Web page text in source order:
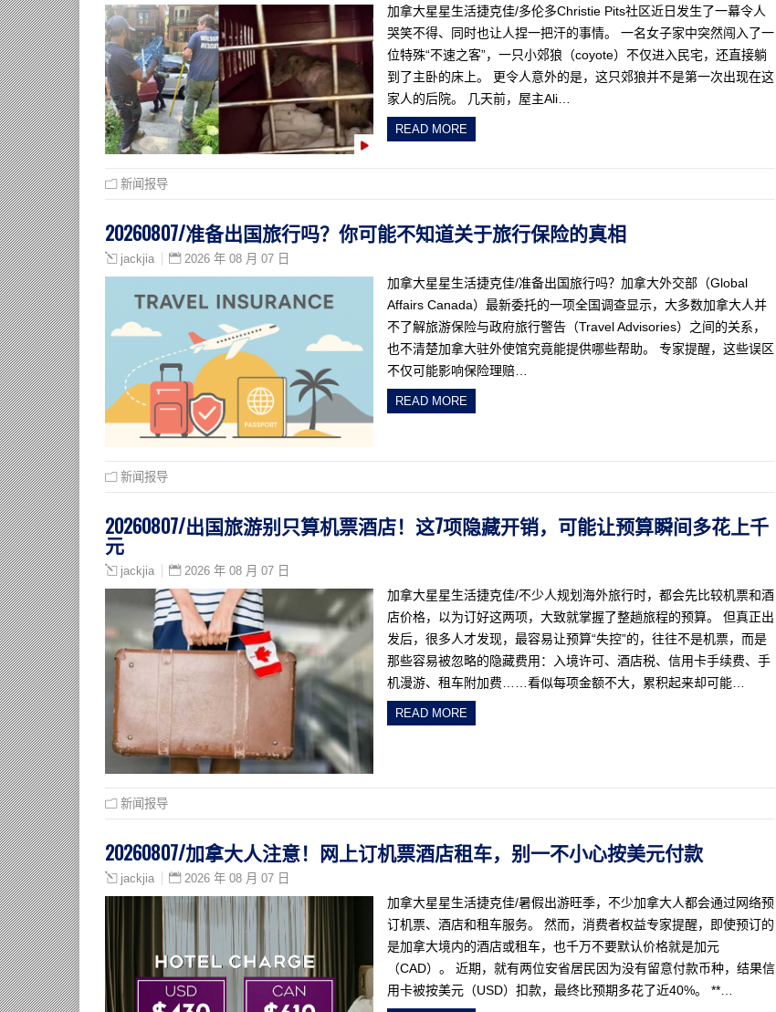
加拿大星星生活捷克佳/多伦多Christie Pits社区近日发生了一幕令人
哭笑不得、同时也让人捏一把汗的事情。 一名女子家中突然闯入了一
位特殊“不速之客”，一只小郊狼（coyote）不仅进入民宅，还直接躺
到了主卧的床上。 更令人意外的是，这只郊狼并不是第一次出现在这
家人的后院。 几天前，屋主Ali…
READ MORE
新闻报导
20260807/准备出国旅行吗？你可能不知道关于旅行保险的真相
jackjia 2026 年 08 月 07 日
加拿大星星生活捷克佳/准备出国旅行吗？加拿大外交部（Global
Affairs Canada）最新委托的一项全国调查显示，大多数加拿大人并
不了解旅游保险与政府旅行警告（Travel Advisories）之间的关系，
也不清楚加拿大驻外使馆究竟能提供哪些帮助。 专家提醒，这些误区
不仅可能影响保险理赔…
READ MORE
新闻报导
20260807/出国旅游别只算机票酒店！这7项隐藏开销，可能让预算瞬间多花上千
元
jackjia 2026 年 08 月 07 日
加拿大星星生活捷克佳/不少人规划海外旅行时，都会先比较机票和酒
店价格，以为订好这两项，大致就掌握了整趟旅程的预算。 但真正出
发后，很多人才发现，最容易让预算“失控”的，往往不是机票，而是
那些容易被忽略的隐藏费用：入境许可、酒店税、信用卡手续费、手
机漫游、租车附加费……看似每项金额不大，累积起来却可能…
READ MORE
新闻报导
20260807/加拿大人注意！网上订机票酒店租车，别一不小心按美元付款
jackjia 2026 年 08 月 07 日
加拿大星星生活捷克佳/暑假出游旺季，不少加拿大人都会通过网络预
订机票、酒店和租车服务。 然而，消费者权益专家提醒，即使预订的
是加拿大境内的酒店或租车，也千万不要默认价格就是加元
（CAD）。 近期，就有两位安省居民因为没有留意付款币种，结果信
用卡被按美元（USD）扣款，最终比预期多花了近40%。 **…